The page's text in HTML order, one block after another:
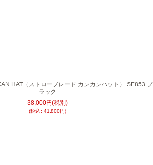
HAT（ストローブレード カンカンハット） SE853 ブ
ラック
38,000円(税別)
(税込: 41,800円)